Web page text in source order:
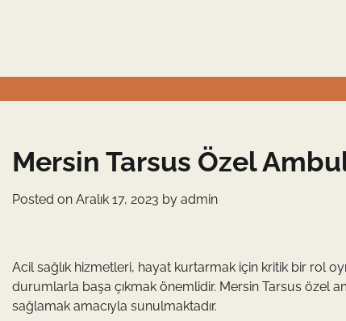
Mersin Tarsus Özel
Posted on Aralık 17, 2023 by admin
Acil sağlık hizmetleri, hayat kurtarmak için kritik bir rol
durumlarla başa çıkmak önemlidir. Mersin Tarsus özel
sağlamak amacıyla sunulmaktadır.